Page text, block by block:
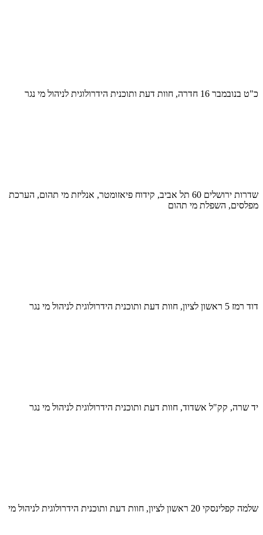
כ"ט בנובמבר 16 חדרה, חוות דעת ותוכנית הידרולוגית לניהול מי נגר
שדרות ירושלים 60 תל אביב, קידוח פיאזומטר, אנליזת מי תהום, הערכת
מפלסים, השפלת מי תהום
דוד רמז 5 ראשון לציון, חוות דעת ותוכנית הידרולוגית לניהול מי נגר
יד שרה, קק"ל אשדוד, חוות דעת ותוכנית הידרולוגית לניהול מי נגר
שלמה קפלינסקי 20 ראשון לציון, חוות דעת ותוכנית הידרולוגית לניהול מי